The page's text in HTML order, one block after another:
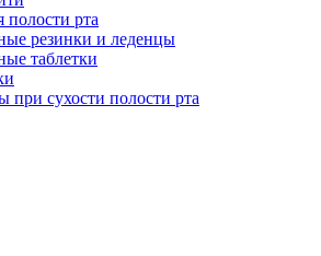
полости рта
резинки и леденцы
таблетки
при сухости полости рта